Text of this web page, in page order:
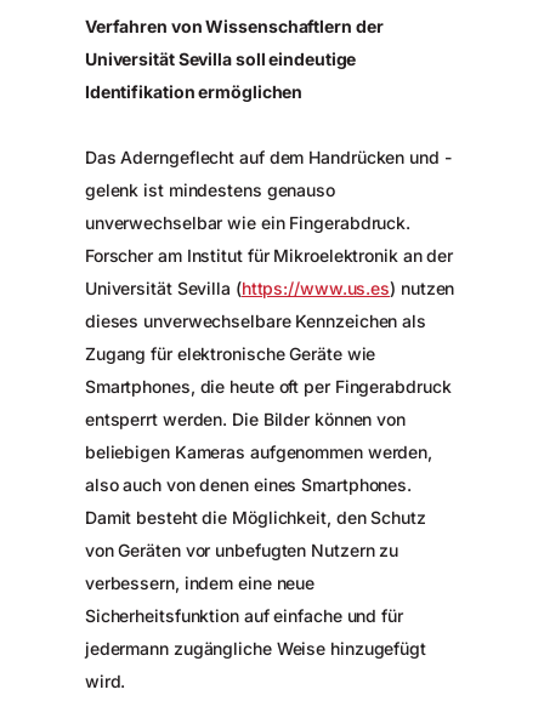
Verfahren von Wissenschaftlern der
Universität Sevilla soll eindeutige
Identifikation ermöglichen
Das Aderngeflecht auf dem Handrücken und -
gelenk ist mindestens genauso
unverwechselbar wie ein Fingerabdruck.
Forscher am Institut für Mikroelektronik an der
Universität Sevilla (https://www.us.es) nutzen
dieses unverwechselbare Kennzeichen als
Zugang für elektronische Geräte wie
Smartphones, die heute oft per Fingerabdruck
entsperrt werden. Die Bilder können von
beliebigen Kameras aufgenommen werden,
also auch von denen eines Smartphones.
Damit besteht die Möglichkeit, den Schutz
von Geräten vor unbefugten Nutzern zu
verbessern, indem eine neue
Sicherheitsfunktion auf einfache und für
jedermann zugängliche Weise hinzugefügt
wird.